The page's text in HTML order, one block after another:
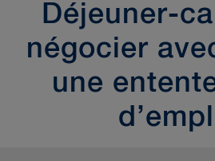
Déjeuner-
négocier
une